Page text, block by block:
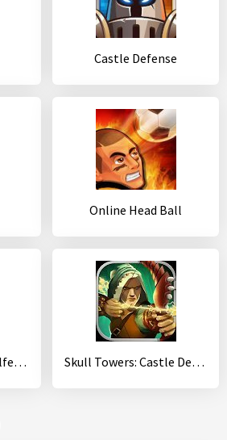
Castle Defense
Online Head Ball
Return to Castle Wolfenstein Skull Towers: Castle Defense Game: Best Archery TD